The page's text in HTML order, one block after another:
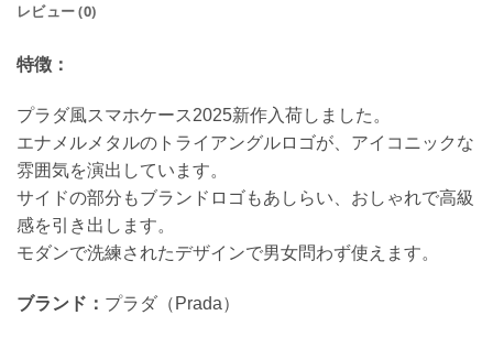
レビュー (0)
特徴：
プラダ風スマホケース2025新作入荷しました。
エナメルメタルのトライアングルロゴが、アイコニックな
雰囲気を演出しています。
サイドの部分もブランドロゴもあしらい、おしゃれで高級
感を引き出します。
モダンで洗練されたデザインで男女問わず使えます。
ブランド： プラダ（Prada）